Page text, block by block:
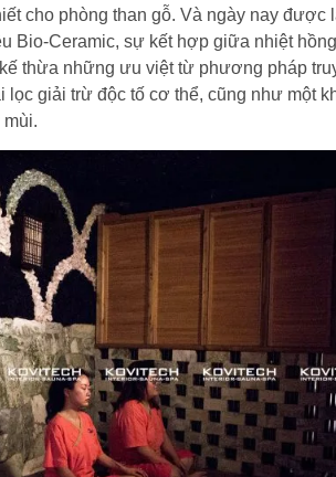
cho phòng than gỗ. Và ngày nay được
Bio-Ceramic, sự kết hợp giữa nhiệt
thừa những ưu việt từ phương pháp
lọc giải trừ độc tố cơ thể, cũng như một